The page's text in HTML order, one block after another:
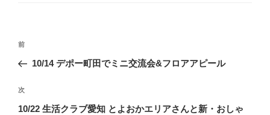
投
ナ
ビ
ゲ
前
の
稿
前
10/14 デポー町田でミニ交流会&フロアアピール
次
の
次
10/22 生活クラブ愛知 とよおかエリアさんと新・おしゃ